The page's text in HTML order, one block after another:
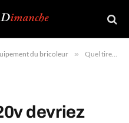
du bricoleur » Quel tire clou 220v devriez vous acheter selon vos besoins ?
devriez